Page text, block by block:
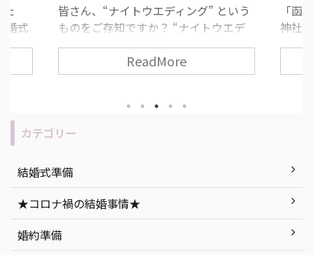
婚式
すめ
がな
人と
の
でき
は
』
いき
皆さん、“ナイトウエディング” という
ものをご存知ですか？ “ナイトウエデ
ィング” とは、夕方から夜の時間に行
う結婚式のことで、近年とても人気な
挙式スタイルの一つです！ 挙式や披露
わりありません。 今回は、ナイトウエ
ディングのメリット・デメリットの説
トウエディングを徹底解説します！ 目
次 「ナイトウエディング」って何？ ナ
イトウエディングのメリット・デメリ
ット ナイトウエディングの式場探しで
気をつけたいポイン ...
ReadMore
「函
神社
道っ
いと
ト
紹
町
カテゴリー
結婚式準備
★コロナ禍の結婚事情★
婚約準備